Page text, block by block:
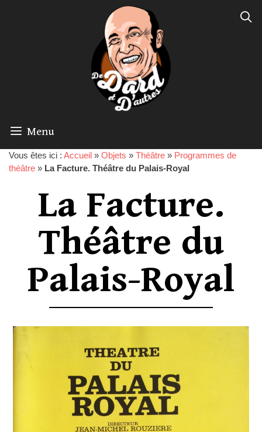
Menu
Vous êtes ici : Accueil » Objets » Théâtre » Programmes de
théâtre » La Facture. Théâtre du Palais-Royal
La Facture.
Théâtre du
Palais-Royal